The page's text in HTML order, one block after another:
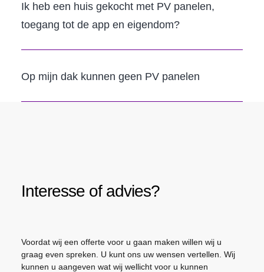
Ik heb een huis gekocht met PV panelen,
toegang tot de app en eigendom?
Op mijn dak kunnen geen PV panelen
Interesse of advies?
Voordat wij een offerte voor u gaan maken willen wij u
graag even spreken. U kunt ons uw wensen vertellen. Wij
kunnen u aangeven wat wij wellicht voor u kunnen